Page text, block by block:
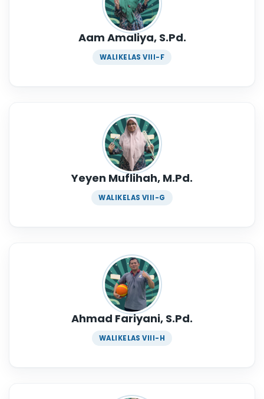
Aam Amaliya, S.Pd.
WALIKELAS VIII-F
Yeyen Muflihah, M.Pd.
WALIKELAS VIII-G
Ahmad Fariyani, S.Pd.
WALIKELAS VIII-H